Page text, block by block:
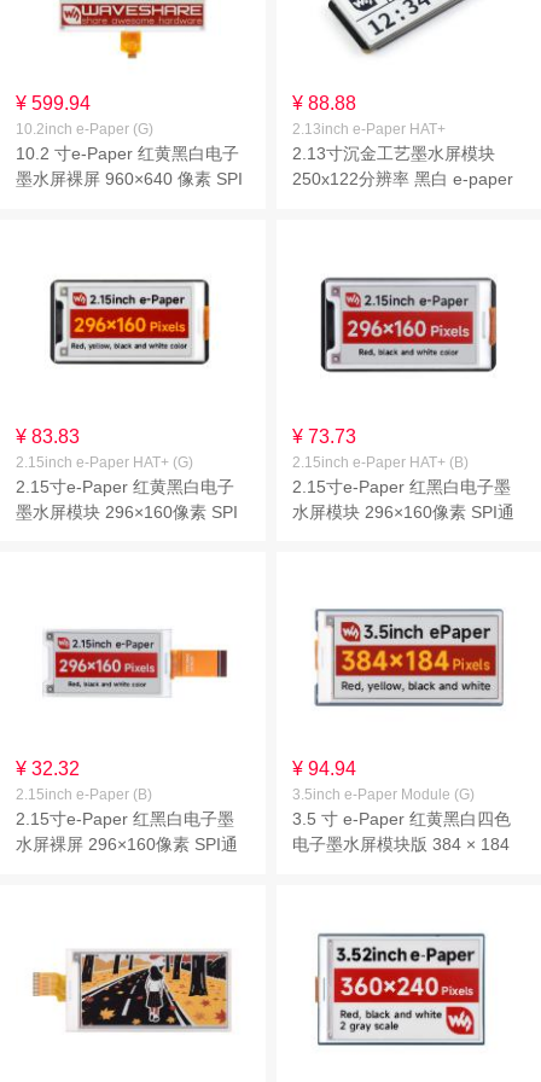
¥ 599.94
10.2inch e-Paper (G)
10.2 寸e-Paper 红黄黑白电子
墨水屏裸屏 960×640 像素 SPI
¥ 88.88
2.13inch e-Paper HAT+
2.13寸沉金工艺墨水屏模块
250x122分辨率 黑白 e-paper
¥ 83.83
2.15inch e-Paper HAT+ (G)
2.15寸e-Paper 红黄黑白电子
墨水屏模块 296×160像素 SPI
¥ 73.73
2.15inch e-Paper HAT+ (B)
2.15寸e-Paper 红黑白电子墨
水屏模块 296×160像素 SPI通
¥ 32.32
2.15inch e-Paper (B)
2.15寸e-Paper 红黑白电子墨
水屏裸屏 296×160像素 SPI通
¥ 94.94
3.5inch e-Paper Module (G)
3.5 寸 e-Paper 红黄黑白四色
电子墨水屏模块版 384 × 184